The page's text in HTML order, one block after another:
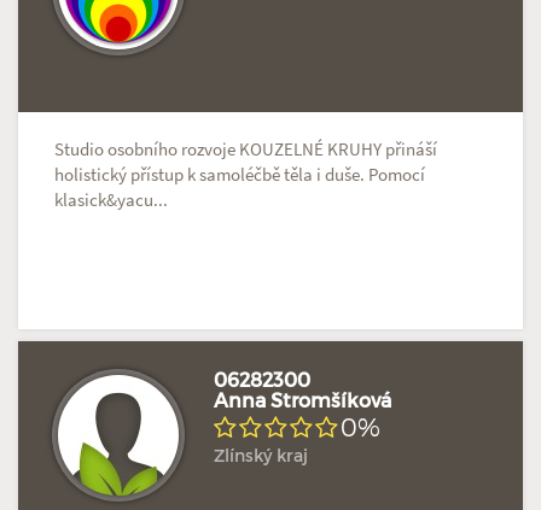
Studio osobního rozvoje KOUZELNÉ KRUHY přináší
holistický přístup k samoléčbě těla i duše. Pomocí
klasick&yacu...
06282300
Anna Stromšíková
0%
Zlínský kraj
Doposud žádné hodnocení Profil terapeuta